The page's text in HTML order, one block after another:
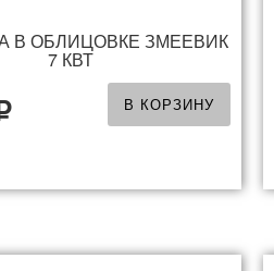
В ОБЛИЦОВКЕ ЗМЕЕВИК
7 КВТ
В КОРЗИНУ